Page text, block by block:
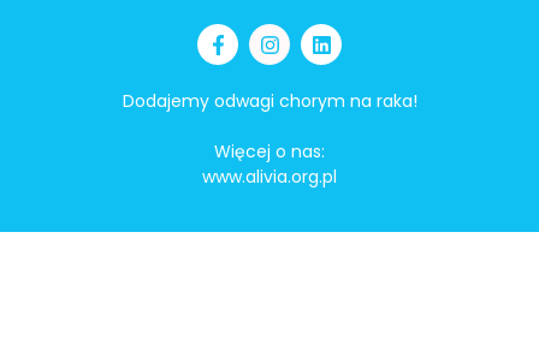
Dodajemy odwagi chorym na raka!
Więcej o nas:
www.alivia.org.pl